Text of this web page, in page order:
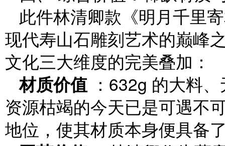
此件林清卿款《明月千里
现代寿山石雕刻艺术的巅峰
文化三大维度的完美叠加：
材质价值 ：632g 的大料
资源枯竭的今天已是可遇不
地位，使其材质本身便具备